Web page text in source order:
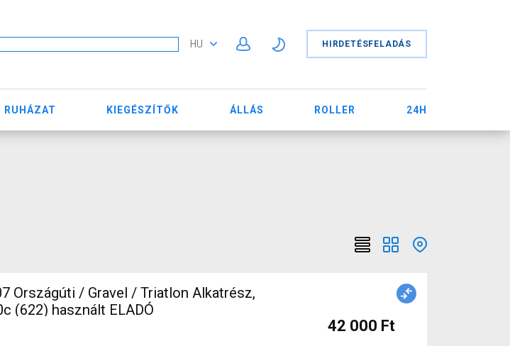
HU HIRDETÉSFELADÁS
RUHÁZAT KIEGÉSZÍTŐK ÁLLÁS ROLLER 24H
Országúti / Gravel / Triatlon Alkatrész,
700c (622) használt ELADÓ
42 000 Ft